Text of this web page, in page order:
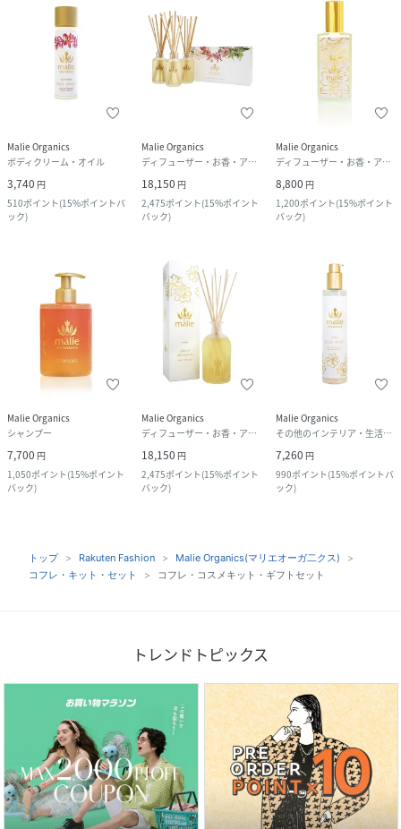
Malie Organics
ボディクリーム・オイル
3,740 円
510ポイント(15%ポイントバ
ック)
Malie Organics
ディフューザー・お香・アロマオイル・キャンドル
18,150 円
2,475ポイント(15%ポイント
バック)
Malie Organics
ディフューザー・お香・アロマオイル・キャンドル
8,800 円
1,200ポイント(15%ポイント
バック)
Malie Organics
シャンプー
7,700 円
1,050ポイント(15%ポイント
バック)
Malie Organics
ディフューザー・お香・アロマオイル・キャンドル
18,150 円
2,475ポイント(15%ポイント
バック)
Malie Organics
その他のインテリア・生活雑貨
7,260 円
990ポイント(15%ポイントバ
ック)
トップ Rakuten Fashion
Malie Organics(マリエオーガ二クス)
コフレ・キット・セット
コフレ・コスメキット・ギフトセット
トレンドトピックス